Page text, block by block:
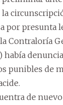
la
por presunta
Contraloría
había
punibles de
de